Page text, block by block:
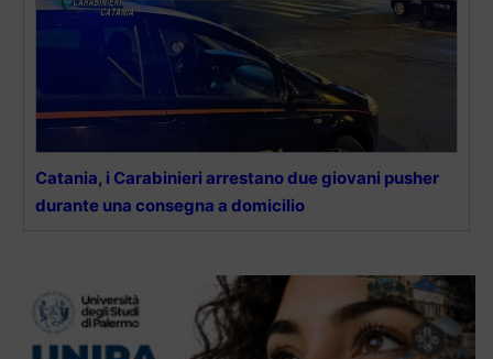
Catania, i Carabinieri arrestano due giovani pusher
durante una consegna a domicilio